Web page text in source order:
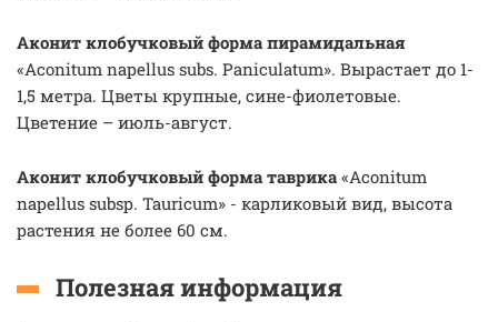
Аконит клобучковый форма пирамидальная
«Aconitum napellus subs. Paniculatum». Вырастает до 1-
1,5 метра. Цветы крупные, сине-фиолетовые.
Цветение – июль-август.
Аконит клобучковый форма таврика«Aconitum
napellus subsp. Tauricum» - карликовый вид, высота
растения не более 60 см.
Полезная информация